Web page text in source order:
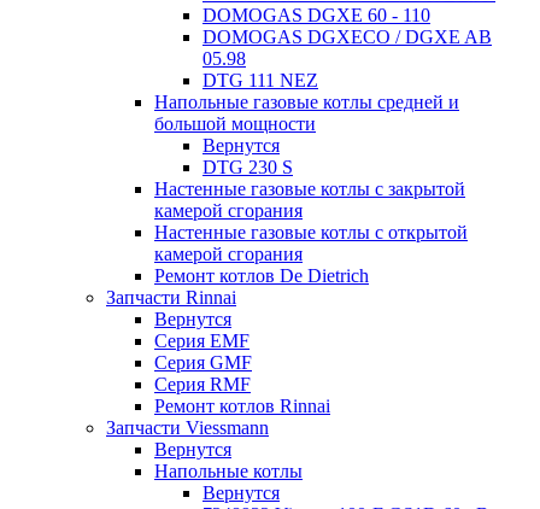
DOMOGAS DGXE 60 - 110
DOMOGAS DGXECO / DGXE AB
05.98
DTG 111 NEZ
Напольные газовые котлы средней и
большой мощности
Вернутся
DTG 230 S
Настенные газовые котлы с закрытой
камерой сгорания
Настенные газовые котлы с открытой
камерой сгорания
Ремонт котлов Dе Dietrich
Запчасти Rinnai
Вернутся
Серия EMF
Серия GMF
Серия RMF
Ремонт котлов Rinnai
Запчасти Viessmann
Вернутся
Напольные котлы
Вернутся